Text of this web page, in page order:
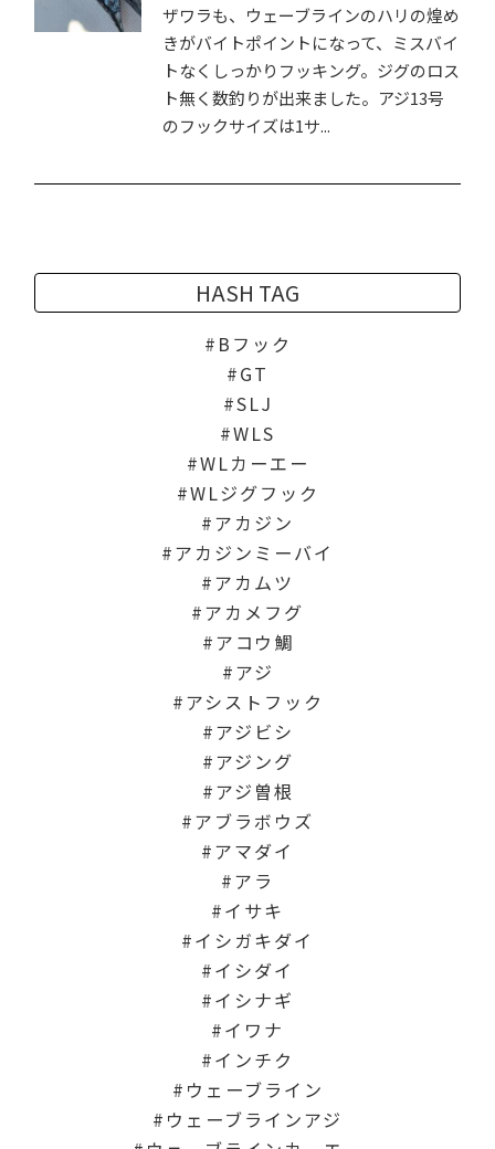
ザワラも、ウェーブラインのハリの煌め
きがバイトポイントになって、ミスバイ
トなくしっかりフッキング。ジグのロス
ト無く数釣りが出来ました。アジ13号
のフックサイズは1サ...
HASH TAG
Bフック
GT
SLJ
WLS
WLカーエー
WLジグフック
アカジン
アカジンミーバイ
アカムツ
アカメフグ
アコウ鯛
アジ
アシストフック
アジビシ
アジング
アジ曽根
アブラボウズ
アマダイ
アラ
イサキ
イシガキダイ
イシダイ
イシナギ
イワナ
インチク
ウェーブライン
ウェーブラインアジ